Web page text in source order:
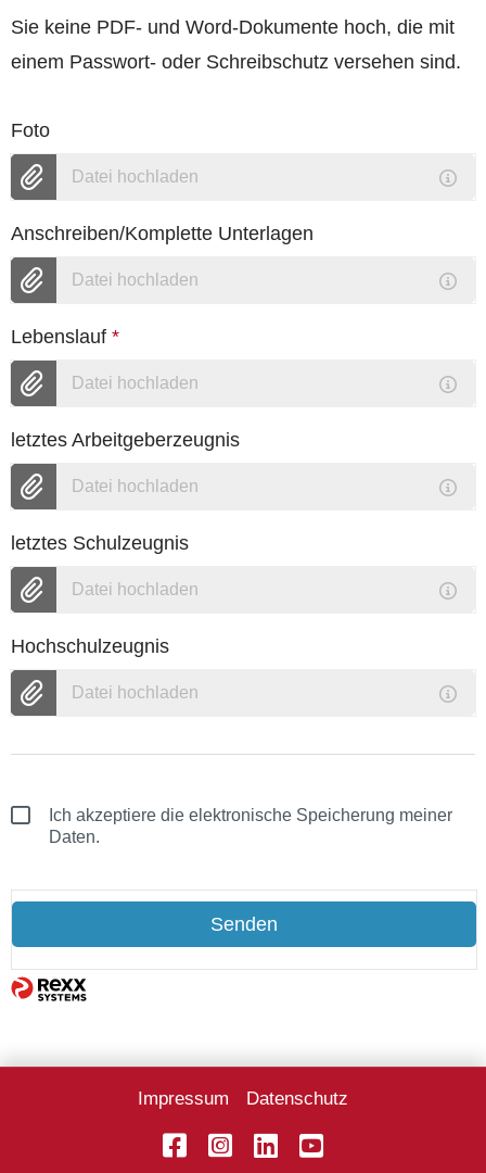
Sie keine PDF- und Word-Dokumente hoch, die mit
einem Passwort- oder Schreibschutz versehen sind.
Foto
Datei hochladen
Anschreiben/Komplette Unterlagen
Datei hochladen
Lebenslauf *
Datei hochladen
letztes Arbeitgeberzeugnis
Datei hochladen
letztes Schulzeugnis
Datei hochladen
Hochschulzeugnis
Datei hochladen
Ich akzeptiere die elektronische Speicherung meiner
Daten.
Senden
Impressum Datenschutz